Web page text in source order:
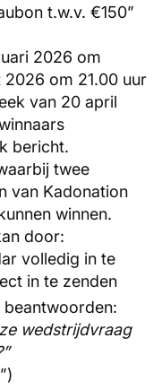
t.w.v. €150”
2026 om
om 21.00 uur
van 20 april
bericht.
twee
van Kadonation
winnen.
door:
volledig in te
in te zenden
wedstrijdvraag